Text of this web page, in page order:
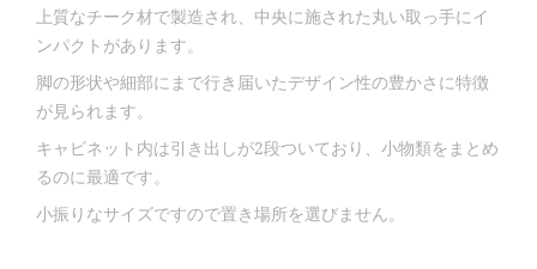
上質なチーク材で製造され、中央に施された丸い取っ手にイ
ンパクトがあります。
脚の形状や細部にまで行き届いたデザイン性の豊かさに特徴
が見られます。
キャビネット内は引き出しが2段ついており、小物類をまとめ
るのに最適です。
小振りなサイズですので置き場所を選びません。